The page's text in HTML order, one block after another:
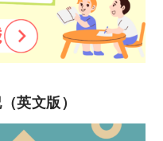
英文版）